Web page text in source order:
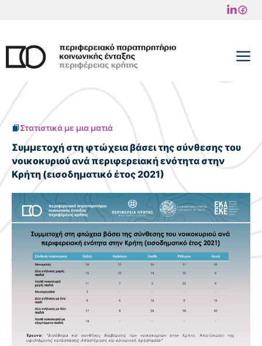
περιεχόμενο
Στατιστικά με μια ματιά
Συμμετοχή στη φτώχεια βάσει της σύνθεσης του
νοικοκυριού ανά περιφερειακή ενότητα στην
Κρήτη (εισοδηματικό έτος 2021)